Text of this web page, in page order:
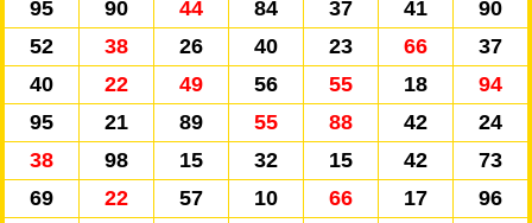
95
90 44 84 37 41
90
52
38 26 40 23 66
37
40
22 49 56 55 18
94
95
21 89 55 88 42
24
38
98 15 32 15 42
73
69
22 57 10 66 17
96